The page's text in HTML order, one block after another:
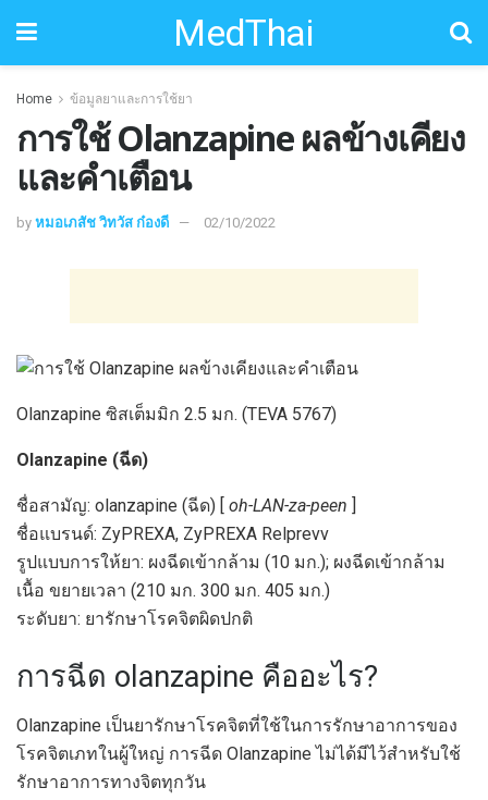
MedThai
Home ข้อมูลยาและการใช้ยา
การใช้ Olanzapine ผลข้างเคียง
และคำเตือน
by หมอเภสัช วิทวัส ก๋องดี 02/10/2022
Olanzapine ซิสเต็มมิก 2.5 มก. (TEVA 5767)
Olanzapine (ฉีด)
ชื่อสามัญ: olanzapine (ฉีด) [ oh-LAN-za-peen ]
ชื่อแบรนด์: ZyPREXA, ZyPREXA Relprevv
รูปแบบการให้ยา: ผงฉีดเข้ากล้าม (10 มก.); ผงฉีดเข้ากล้าม
เนื้อ ขยายเวลา (210 มก. 300 มก. 405 มก.)
ระดับยา: ยารักษาโรคจิตผิดปกติ
การฉีด olanzapine คืออะไร?
Olanzapine เป็นยารักษาโรคจิตที่ใช้ในการรักษาอาการของ
โรคจิตเภทในผู้ใหญ่ การฉีด Olanzapine ไม่ได้มีไว้สำหรับใช้
รักษาอาการทางจิตทุกวัน